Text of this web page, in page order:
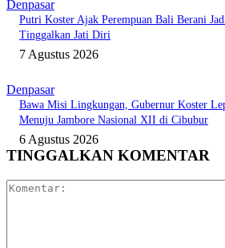
Denpasar
Putri Koster Ajak Perempuan Bali Berani
Tinggalkan Jati Diri
7 Agustus 2026
Denpasar
Bawa Misi Lingkungan, Gubernur Koster
Menuju Jambore Nasional XII di Cibubur
6 Agustus 2026
TINGGALKAN KOMENTAR